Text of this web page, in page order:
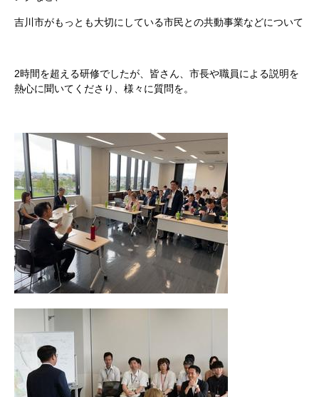
吉川市がもっとも大切にしている市民との共動事業などについて
2時間を超える研修でしたが、皆さん、市長や職員による説明を
熱心に聞いてくださり、様々に質問を。